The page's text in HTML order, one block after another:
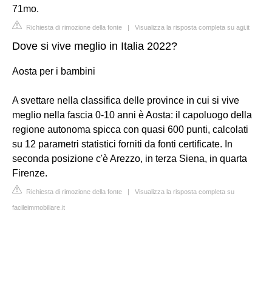
71mo.
Richiesta di rimozione della fonte | Visualizza la risposta completa su agi.it
Dove si vive meglio in Italia 2022?
Aosta per i bambini
A svettare nella classifica delle province in cui si vive
meglio nella fascia 0-10 anni è Aosta: il capoluogo della
regione autonoma spicca con quasi 600 punti, calcolati
su 12 parametri statistici forniti da fonti certificate. In
seconda posizione c'è Arezzo, in terza Siena, in quarta
Firenze.
Richiesta di rimozione della fonte | Visualizza la risposta completa su
facileimmobiliare.it